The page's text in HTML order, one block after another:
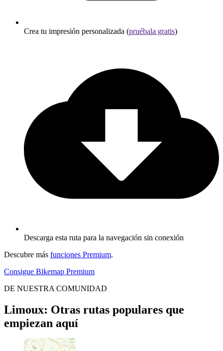
Crea tu impresión personalizada (pruébala gratis)
Descarga esta ruta para la navegación sin conexión
Descubre más funciones Premium.
Consigue Bikemap Premium
DE NUESTRA COMUNIDAD
Limoux: Otras rutas populares que
empiezan aquí